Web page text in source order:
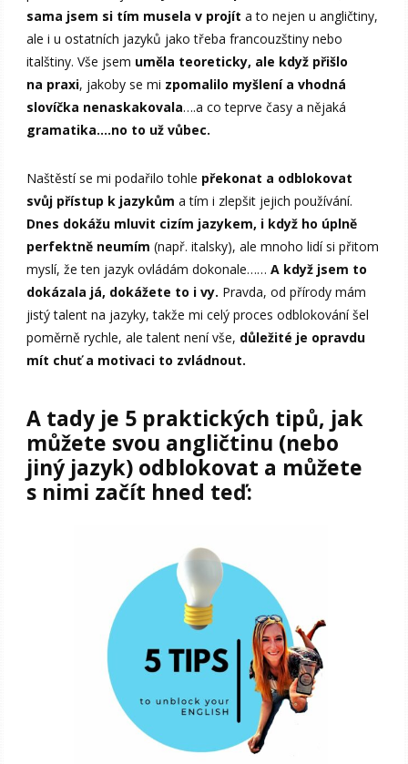
sama jsem si tím musela v projít a to nejen u angličtiny,
ale i u ostatních jazyků jako třeba francouzštiny nebo
italštiny. Vše jsem uměla teoreticky, ale když přišlo
na praxi, jakoby se mi zpomalilo myšlení a vhodná
slovíčka nenaskakovala….a co teprve časy a nějaká
gramatika….no to už vůbec.
Naštěstí se mi podařilo tohle překonat a odblokovat
svůj přístup k jazykůma tím i zlepšit jejich používání.
Dnes dokážu mluvit cizím jazykem, i když ho úplně
perfektně neumím(např. italsky), ale mnoho lidí si přitom
myslí, že ten jazyk ovládám dokonale……A když jsem to
dokázala já, dokážete to i vy. Pravda, od přírody mám
jistý talent na jazyky, takže mi celý proces odblokování šel
poměrně rychle, ale talent není vše, důležité je opravdu
mít chuť a motivaci to zvládnout.
A tady je 5 praktických tipů, jak
můžete svou angličtinu (nebo
jiný jazyk) odblokovat a můžete
s nimi začít hned teď: